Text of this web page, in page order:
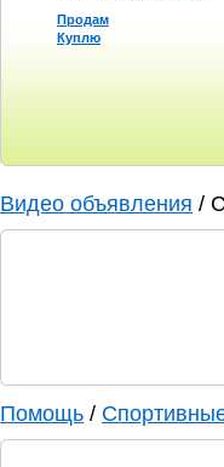
Продам
Куплю
Видео объявления /
Помощь /